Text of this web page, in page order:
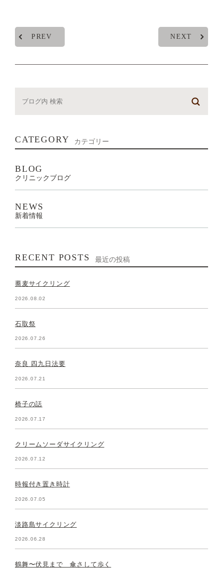
PREV NEXT
CATEGORY カテゴリー
BLOG
クリニックブログ
NEWS
新着情報
RECENT POSTS 最近の投稿
蕎麦サイクリング
2026.08.02
石取祭
2026.07.26
奈良 四九日法要
2026.07.21
椅子の話
2026.07.17
クリームソーダサイクリング
2026.07.12
時報付き置き時計
2026.07.05
淡路島サイクリング
2026.06.28
鶴舞〜伏見まで 傘さして歩く